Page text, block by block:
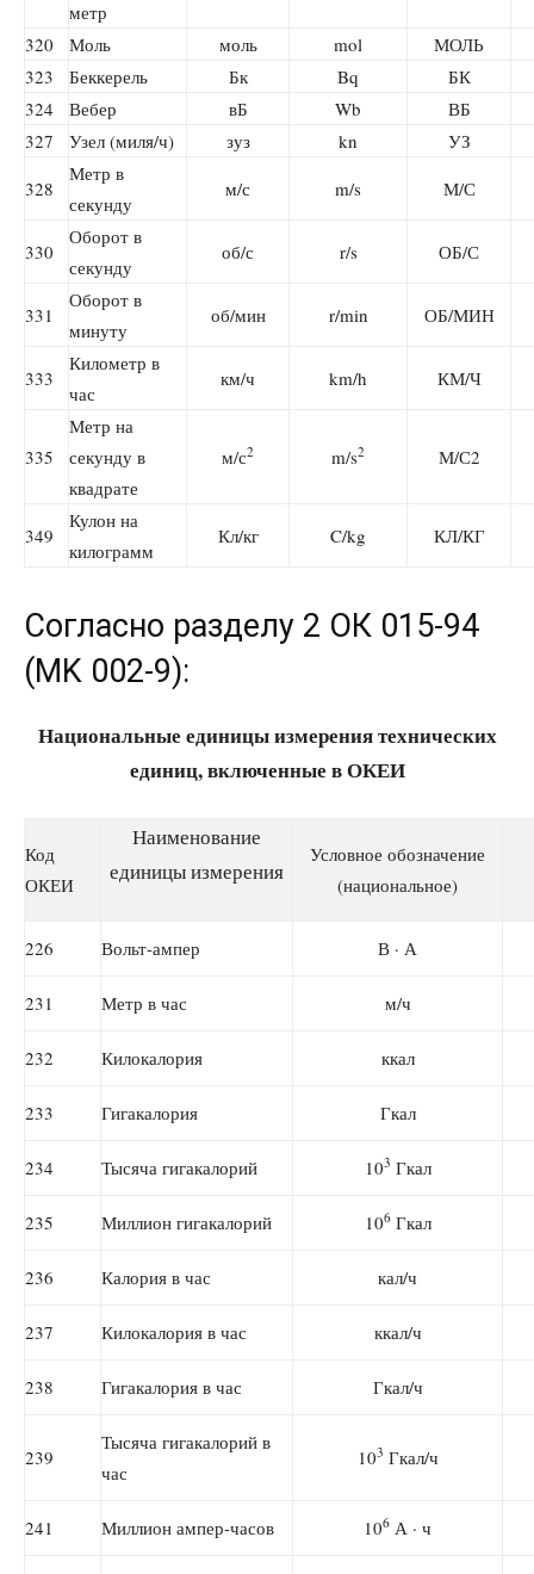
метр
320
Моль моль mol
МОЛЬ
323
Беккерель Бк Bq
БК
324
Вебер вБ Wb
ВБ
327
Узел (миля/ч) зуз kn
УЗ
328
Метр в
секунду
м/с m/s М/С
330
Оборот в
секунду
об/с r/s ОБ/С
331
Оборот в
минуту
об/мин r/min ОБ/МИН
333
Километр в
час
км/ч km/h КМ/Ч
335
Метр на
секунду в
квадрате
м/с2 m/s2 М/С2
349
Кулон на
килограмм
Кл/кг C/kg КЛ/КГ
Согласно разделу 2 ОК 015-94
(MK 002-9):
Национальные единицы измерения технических
единиц, включенные в ОКЕИ
Код
ОКЕИ
Наименование
единицы измерения
Условное обозначение
(национальное)
226 Вольт-ампер В · А
231 Метр в час м/ч
232 Килокалория ккал
233 Гигакалория Гкал
234 Тысяча гигакалорий 103 Гкал
235 Миллион гигакалорий 106Гкал
236 Калория в час кал/ч
237 Килокалория в час ккал/ч
238 Гигакалория в час Гкал/ч
239
Тысяча гигакалорий в
час
103 Гкал/ч
241 Миллион ампер-часов 106 А · ч